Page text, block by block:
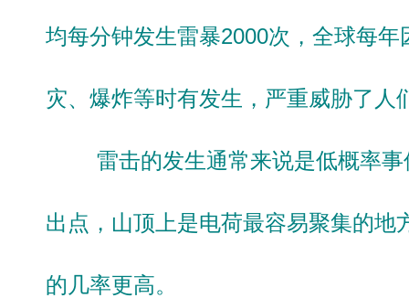
均每分钟发生雷暴2000次，全球每
灾、爆炸等时有发生，严重威胁了
雷击的发生通常来说是低概率事
出点，山顶上是电荷最容易聚集的
的几率更高。